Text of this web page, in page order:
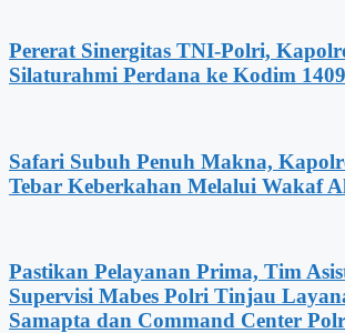
Pererat Sinergitas TNI-Polri,
Silaturahmi Perdana ke Kodim
Safari Subuh Penuh Makna,
Tebar Keberkahan Melalui Wakaf
Pastikan Pelayanan Prima, Tim
Supervisi Mabes Polri Tinjau
Samapta dan Command Center